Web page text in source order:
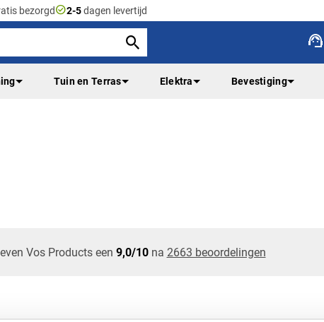
bezorgdcheck_circle2-5dagen levertijd
support_agent
Tuin en Terras Elektra Bevestiging
Vos Products een 9,0/10na 2663 beoordelingen